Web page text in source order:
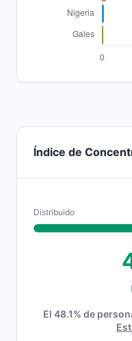
Índice de
Distribuido
El 48.1% de